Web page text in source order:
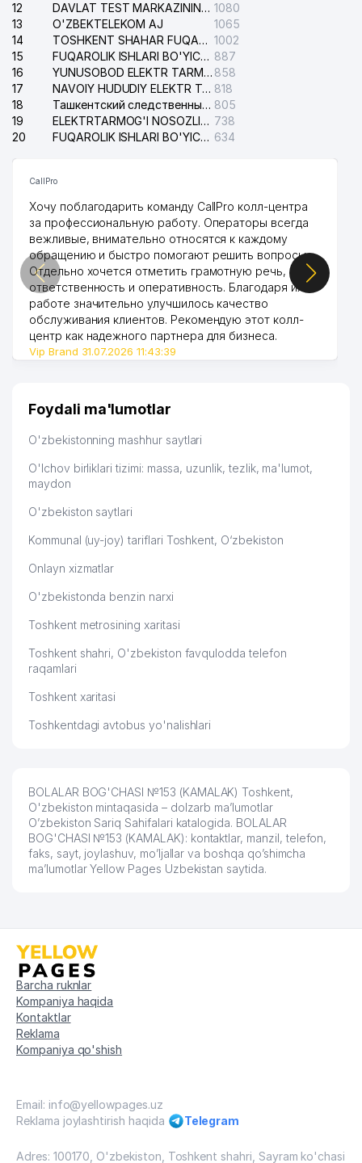
12
DAVLAT TEST MARKAZINING ISHONCH TELEFONLARI 1080
13
O'ZBEKTELEKOM AJ
1065
14
TOSHKENT SHAHAR FUQAROLIK ISHLARI BO'YICHA SUDI 1002
15
FUQAROLIK ISHLARI BO'YICHA YAKKASAROY TUMANLARARO SUDI 887
16
YUNUSOBOD ELEKTR TARMOG'I NOSOZLIKLARI XIZMATI 858
17
NAVOIY HUDUDIY ELEKTR TARMOQLARI KORXONASI AJ 818
18
Ташкентский следственный изолятор 805
19
ELEKTRTARMOG'I NOSOZLIKLARINI TO'ZATISH SERGELI XIZMATI 738
20
FUQAROLIK ISHLARI BO'YICHA UCH-TEPA TUMANI SUDI 634
CallPro
Хочу поблагодарить команду CallPro колл-центра
за профессиональную работу. Операторы всегда
вежливые, внимательно относятся к каждому
обращению и быстро помогают решить вопросы.
Отдельно хочется отметить грамотную речь,
ответственность и оперативность. Благодаря их
работе значительно улучшилось качество
обслуживания клиентов. Рекомендую этот колл-
центр как надежного партнера для бизнеса.
Vip Brand 31.07.2026 11:43:39
Foydali ma'lumotlar
O'zbekistonning mashhur saytlari
O'lchov birliklari tizimi: massa, uzunlik, tezlik, ma'lumot,
maydon
O'zbekiston saytlari
Kommunal (uy-joy) tariflari Toshkent, O‘zbekiston
Onlayn xizmatlar
O'zbekistonda benzin narxi
Toshkent metrosining xaritasi
Toshkent shahri, O'zbekiston favqulodda telefon
raqamlari
Toshkent xaritasi
Toshkentdagi avtobus yo'nalishlari
BOLALAR BOG'CHASI №153 (KAMALAK) Toshkent,
O'zbekiston mintaqasida – dolzarb ma’lumotlar
O’zbekiston Sariq Sahifalari katalogida. BOLALAR
BOG'CHASI №153 (KAMALAK): kontaktlar, manzil, telefon,
faks, sayt, joylashuv, mo’ljallar va boshqa qo’shimcha
ma’lumotlar Yellow Pages Uzbekistan saytida.
Barcha ruknlar
Kompaniya haqida
Kontaktlar
Reklama
Kompaniya qo'shish
Email: info@yellowpages.uz
Reklama joylashtirish haqida
Telegram
Adres: 100170, O'zbekiston, Toshkent shahri, Sayram ko'chasi